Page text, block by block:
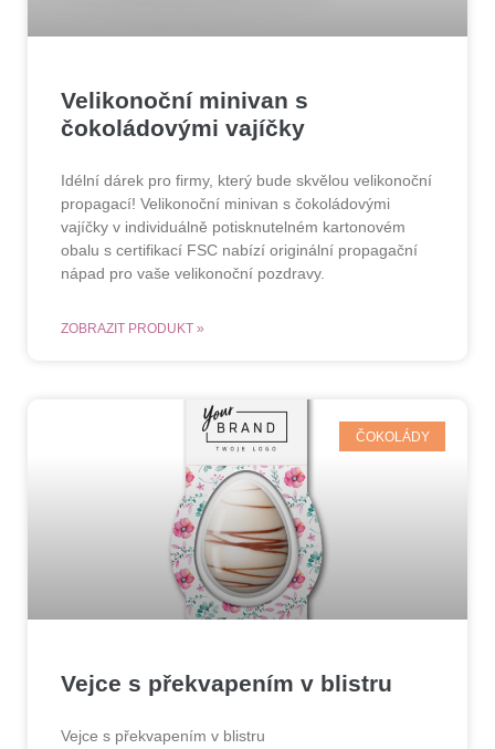
Velikonoční minivan s
čokoládovými vajíčky
Idélní dárek pro firmy, který bude skvělou velikonoční
propagací! Velikonoční minivan s čokoládovými
vajíčky v individuálně potisknutelném kartonovém
obalu s certifikací FSC nabízí originální propagační
nápad pro vaše velikonoční pozdravy.
ZOBRAZIT PRODUKT »
ČOKOLÁDY
Vejce s překvapením v blistru
Vejce s překvapením v blistru